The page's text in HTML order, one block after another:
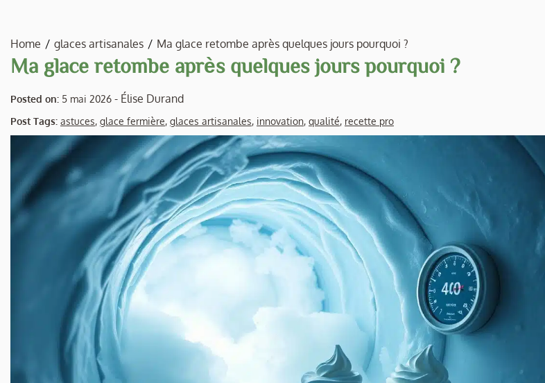
Home glaces artisanales Ma glace retombe après quelques jours pourquoi ?
Ma glace retombe après quelques jours pourquoi ?
Posted on: 5 mai 2026 - Élise Durand
Post Tags: astuces, glace fermière, glaces artisanales, innovation, qualité, recette pro